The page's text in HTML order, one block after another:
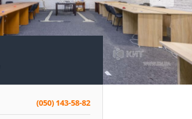
(050) 143-58-82